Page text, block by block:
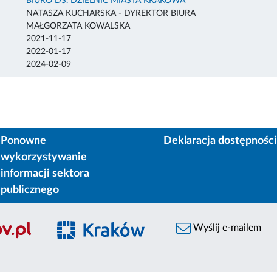
NATASZA KUCHARSKA - DYREKTOR BIURA
MAŁGORZATA KOWALSKA
2021-11-17
2022-01-17
2024-02-09
Ponowne
wykorzystywanie
informacji sektora
publicznego
Deklaracja dostępności
Wyślij e-mailem